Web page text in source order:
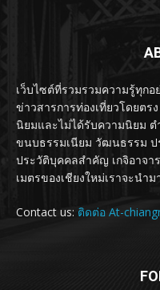
เว็บไซต์ที่รวมรวมความรู้ทุกอ
ข่าวสารการท่องเที่ยวโดยตร
นิยมและไม่ได้รับความนิยม
ขนบธรรมเนียม วัฒนธรรม ป
ประวัติบุคคลสำคัญ เกจิอาจา
เมตรของเชียงใหม่เราจะนำ
Contact us: ติดต่อ At-